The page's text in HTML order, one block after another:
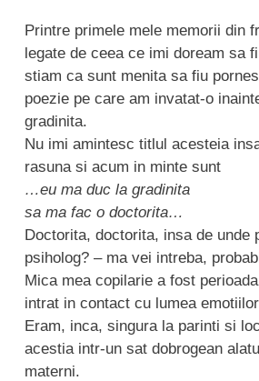
Printre primele mele memorii din
legate de ceea ce imi doream sa
stiam ca sunt menita sa fiu
poezie pe care am invatat-o
gradinita.
Nu imi amintesc titlul acesteia
rasuna si acum in minte sunt
…eu ma duc la gradinita
sa ma fac o doctorita…
Doctorita, doctorita, insa de unde
psiholog? – ma vei intreba,
Mica mea copilarie a fost
intrat in contact cu lumea
Eram, inca, singura la parinti si
acestia intr-un sat dobrogean
materni.